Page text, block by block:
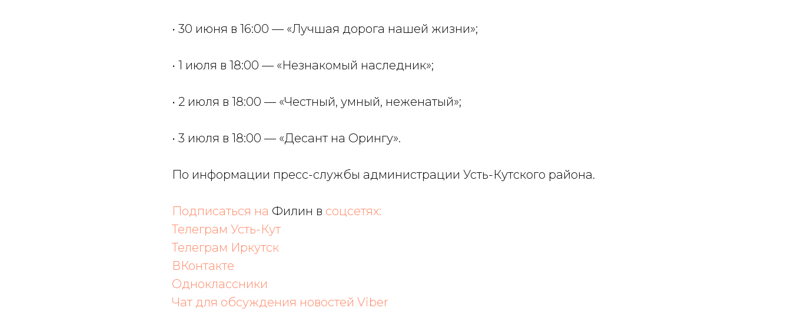
• 30 июня в 16:00 — «Лучшая дорога нашей жизни»;
• 1 июля в 18:00 — «Незнакомый наследник»;
• 2 июля в 18:00 — «Честный, умный, неженатый»;
• 3 июля в 18:00 — «Десант на Орингу».
По информации пресс-службы администрации Усть-Кутского района.
Подписаться на Филин в соцсетях:
Телеграм Усть-Кут
Телеграм Иркутск
ВКонтакте
Одноклассники
Чат для обсуждения новостей Viber